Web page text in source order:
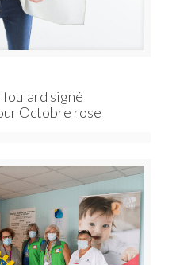
signé
Octobre rose